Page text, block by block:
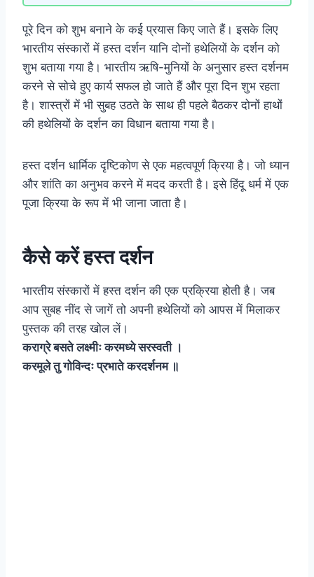
पूरे दिन को शुभ बनाने के कई प्रयास किए जाते हैं। इसके लिए
भारतीय संस्कारों में हस्त दर्शन यानि दोनों हथेलियों के दर्शन को
शुभ बताया गया है। भारतीय ऋषि-मुनियों के अनुसार हस्त दर्शनम
करने से सोचे हुए कार्य सफल हो जाते हैं और पूरा दिन शुभ रहता
है। शास्त्रों में भी सुबह उठते के साथ ही पहले बैठकर दोनों हाथों
की हथेलियों के दर्शन का विधान बताया गया है।
हस्त दर्शन धार्मिक दृष्टिकोण से एक महत्वपूर्ण क्रिया है। जो ध्यान
और शांति का अनुभव करने में मदद करती है। इसे हिंदू धर्म में एक
पूजा क्रिया के रूप में भी जाना जाता है।
कैसे करें हस्त दर्शन
भारतीय संस्कारों में हस्त दर्शन की एक प्रक्रिया होती है। जब
आप सुबह नींद से जागें तो अपनी हथेलियों को आपस में मिलाकर
पुस्तक की तरह खोल लें।
कराग्रे बसते लक्ष्मीः करमध्ये सरस्वती ।
करमूले तु गोविन्दः प्रभाते करदर्शनम ॥